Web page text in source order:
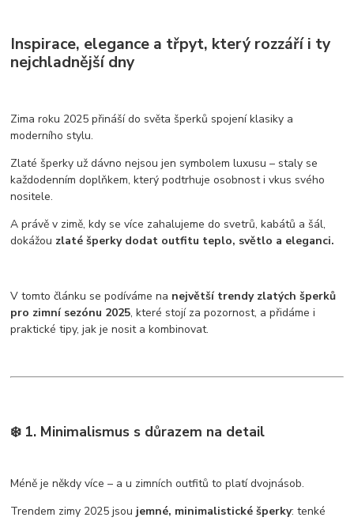
Inspirace, elegance a třpyt, který rozzáří i ty
nejchladnější dny
Zima roku 2025 přináší do světa šperků spojení klasiky a
moderního stylu.
Zlaté šperky už dávno nejsou jen symbolem luxusu – staly se
každodenním doplňkem, který podtrhuje osobnost i vkus svého
nositele.
A právě v zimě, kdy se více zahalujeme do svetrů, kabátů a šál,
dokážou zlaté šperky dodat outfitu teplo, světlo a eleganci.
V tomto článku se podíváme na největší trendy zlatých šperků
pro zimní sezónu 2025, které stojí za pozornost, a přidáme i
praktické tipy, jak je nosit a kombinovat.
❄️ 1. Minimalismus s důrazem na detail
Méně je někdy více – a u zimních outfitů to platí dvojnásob.
Trendem zimy 2025 jsou jemné, minimalistické šperky: tenké